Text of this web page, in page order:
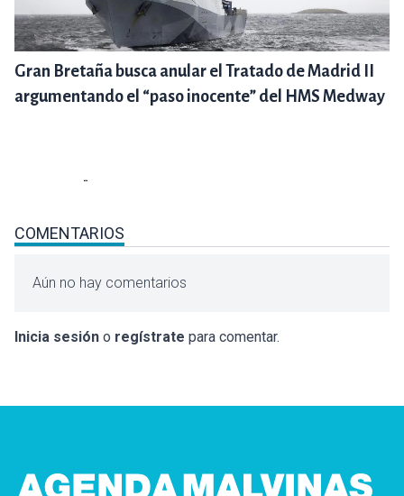
Gran Bretaña busca anular el Tratado de Madrid II
argumentando el “paso inocente” del HMS Medway
COMENTARIOS
Aún no hay comentarios
Inicia sesión o regístrate para comentar.